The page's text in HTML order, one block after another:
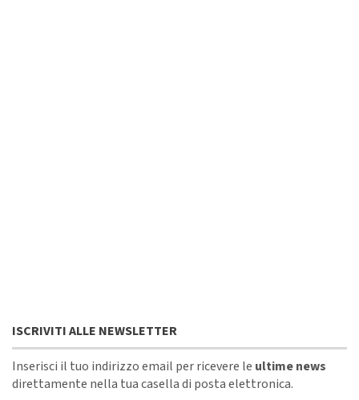
ISCRIVITI ALLE NEWSLETTER
Inserisci il tuo indirizzo email per ricevere le ultime news
direttamente nella tua casella di posta elettronica.